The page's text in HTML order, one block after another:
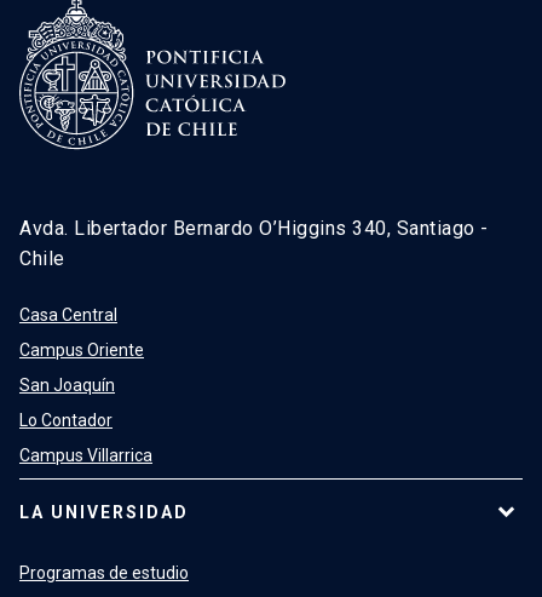
Avda. Libertador Bernardo O’Higgins 340, Santiago -
Chile
Casa Central
Campus Oriente
San Joaquín
Lo Contador
Campus Villarrica
LA UNIVERSIDAD
Programas de estudio